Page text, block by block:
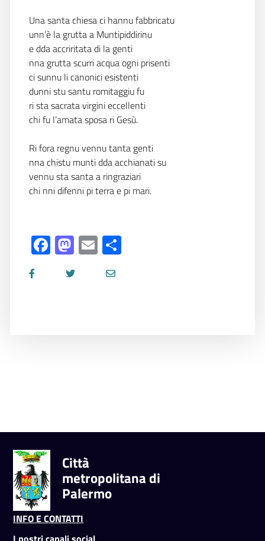
Una santa chiesa ci hannu fabbricatu
unn’è la grutta a Muntipiddirinu
e dda accriritata di la genti
nna grutta scurri acqua ogni prisenti
ci sunnu li canonici esistenti
dunni stu santu romitaggiu fu
ri sta sacrata virgini eccellenti
chi fu l’amata sposa ri Gesù.
Ri fora regnu vennu tanta genti
nna chistu munti dda acchianati su
vennu sta santa a ringraziari
chi nni difenni pi terra e pi mari.
Facebook
Mastodon
Email
Città
metropolitana di
Palermo
INFO E CONTATTI